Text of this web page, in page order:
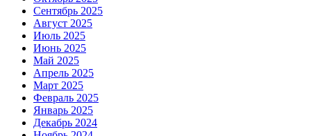
Сентябрь 2025
Август 2025
Июль 2025
Июнь 2025
Май 2025
Апрель 2025
Март 2025
Февраль 2025
Январь 2025
Декабрь 2024